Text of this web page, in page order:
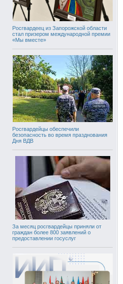
Росгвардеец из Запорожской области
стал призером международной премии
«Мы вместе»
Росгвардейцы обеспечили
безопасность во время празднования
Дня ВДВ
За месяц росгвардейцы приняли от
граждан более 800 заявлений о
предоставлении госуслуг